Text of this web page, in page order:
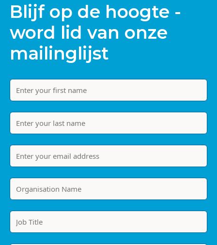
Blijf op de hoogte -
word lid van onze
mailinglijst